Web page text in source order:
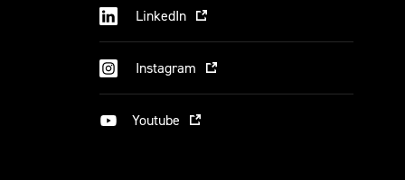
LinkedIn
Instagram
Youtube